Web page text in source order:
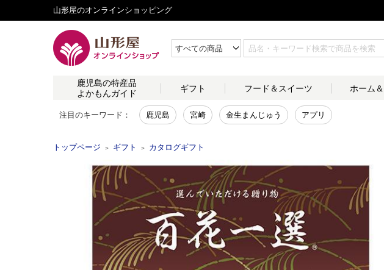
山形屋のオンラインショッピング
鹿児島の特産品
よかもんガイド
ギフト フード＆ スイーツ ホーム＆
注目のキーワード： 鹿児島 宮崎 金生まんじゅう アプリ
トップページ ＞ ギフト ＞ カタログギフト